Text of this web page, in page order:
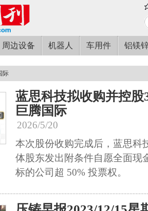
周边设备 机器人 车用件 铝镁
际
蓝思科技拟收购并控
巨腾国际
2026/5/20
本次股份收购完成后，蓝思科
体股东发出附条件自愿全面现
标的公司超 50% 投票权。